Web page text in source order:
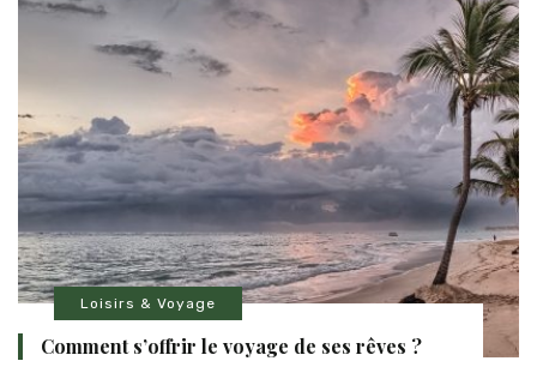
Loisirs & Voyage
Comment s’offrir le voyage de ses rêves ?